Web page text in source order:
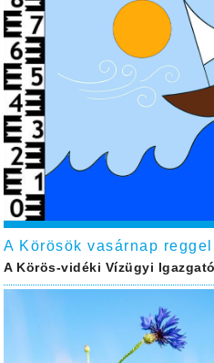
A Körösök vasárnap
A Körös-vidéki Vízügyi